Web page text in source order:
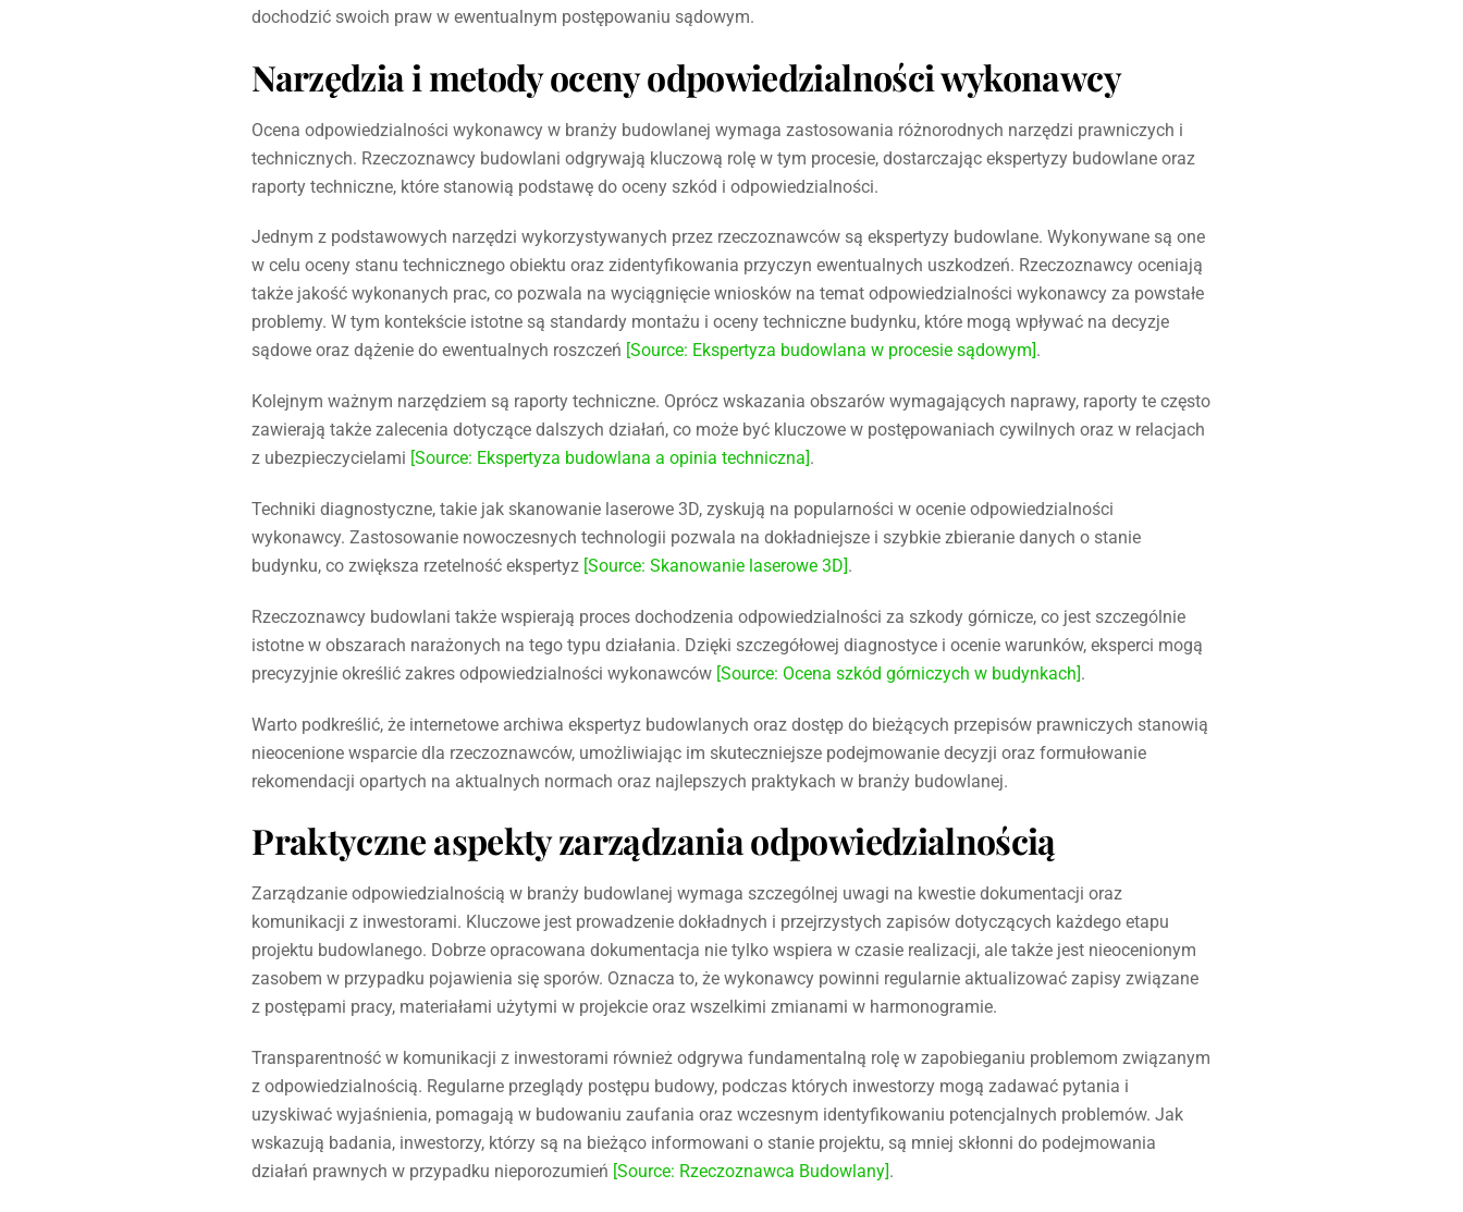
dochodzić swoich praw w ewentualnym postępowaniu sądowym.
Narzędzia i metody oceny odpowiedzialności wykonawcy
Ocena odpowiedzialności wykonawcy w branży budowlanej wymaga zastosowania różnorodnych narzędzi prawniczych i
technicznych. Rzeczoznawcy budowlani odgrywają kluczową rolę w tym procesie, dostarczając ekspertyzy budowlane oraz
raporty techniczne, które stanowią podstawę do oceny szkód i odpowiedzialności.
Jednym z podstawowych narzędzi wykorzystywanych przez rzeczoznawców są ekspertyzy budowlane. Wykonywane są one
w celu oceny stanu technicznego obiektu oraz zidentyfikowania przyczyn ewentualnych uszkodzeń. Rzeczoznawcy oceniają
także jakość wykonanych prac, co pozwala na wyciągnięcie wniosków na temat odpowiedzialności wykonawcy za powstałe
problemy. W tym kontekście istotne są standardy montażu i oceny techniczne budynku, które mogą wpływać na decyzje
sądowe oraz dążenie do ewentualnych roszczeń [Source: Ekspertyza budowlana w procesie sądowym].
Kolejnym ważnym narzędziem są raporty techniczne. Oprócz wskazania obszarów wymagających naprawy, raporty te często
zawierają także zalecenia dotyczące dalszych działań, co może być kluczowe w postępowaniach cywilnych oraz w relacjach
z ubezpieczycielami [Source: Ekspertyza budowlana a opinia techniczna].
Techniki diagnostyczne, takie jak skanowanie laserowe 3D, zyskują na popularności w ocenie odpowiedzialności
wykonawcy. Zastosowanie nowoczesnych technologii pozwala na dokładniejsze i szybkie zbieranie danych o stanie
budynku, co zwiększa rzetelność ekspertyz [Source: Skanowanie laserowe 3D].
Rzeczoznawcy budowlani także wspierają proces dochodzenia odpowiedzialności za szkody górnicze, co jest szczególnie
istotne w obszarach narażonych na tego typu działania. Dzięki szczegółowej diagnostyce i ocenie warunków, eksperci mogą
precyzyjnie określić zakres odpowiedzialności wykonawców [Source: Ocena szkód górniczych w budynkach].
Warto podkreślić, że internetowe archiwa ekspertyz budowlanych oraz dostęp do bieżących przepisów prawniczych stanowią
nieocenione wsparcie dla rzeczoznawców, umożliwiając im skuteczniejsze podejmowanie decyzji oraz formułowanie
rekomendacji opartych na aktualnych normach oraz najlepszych praktykach w branży budowlanej.
Praktyczne aspekty zarządzania odpowiedzialnością
Zarządzanie odpowiedzialnością w branży budowlanej wymaga szczególnej uwagi na kwestie dokumentacji oraz
komunikacji z inwestorami. Kluczowe jest prowadzenie dokładnych i przejrzystych zapisów dotyczących każdego etapu
projektu budowlanego. Dobrze opracowana dokumentacja nie tylko wspiera w czasie realizacji, ale także jest nieocenionym
zasobem w przypadku pojawienia się sporów. Oznacza to, że wykonawcy powinni regularnie aktualizować zapisy związane
z postępami pracy, materiałami użytymi w projekcie oraz wszelkimi zmianami w harmonogramie.
Transparentność w komunikacji z inwestorami również odgrywa fundamentalną rolę w zapobieganiu problemom związanym
z odpowiedzialnością. Regularne przeglądy postępu budowy, podczas których inwestorzy mogą zadawać pytania i
uzyskiwać wyjaśnienia, pomagają w budowaniu zaufania oraz wczesnym identyfikowaniu potencjalnych problemów. Jak
wskazują badania, inwestorzy, którzy są na bieżąco informowani o stanie projektu, są mniej skłonni do podejmowania
działań prawnych w przypadku nieporozumień [Source: Rzeczoznawca Budowlany].